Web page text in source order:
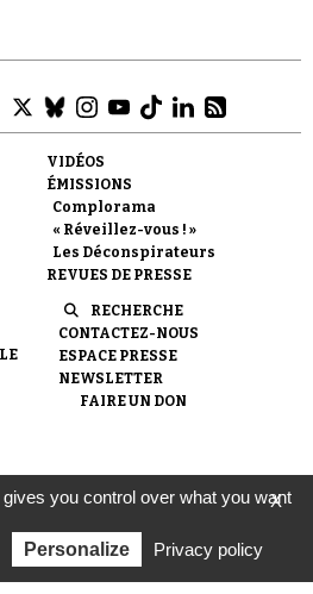
VIDÉOS
ÉMISSIONS
Complorama
« Réveillez-vous ! »
Les Déconspirateurs
REVUES DE PRESSE
RECHERCHE
CONTACTEZ-NOUS
ESPACE PRESSE
NEWSLETTER
FAIRE UN DON
Watch
(association loi de 1901) avec
la Mémoire de la Shoah.
X
you control over what you want
Personalize Privacy policy